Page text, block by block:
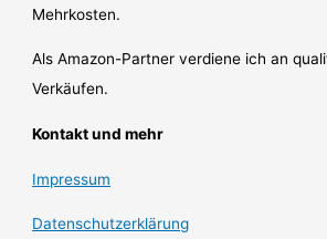
Mehrkosten.
Als Amazon-Partner verdiene ich an
Verkäufen.
Kontakt und mehr
Impressum
Datenschutzerklärung